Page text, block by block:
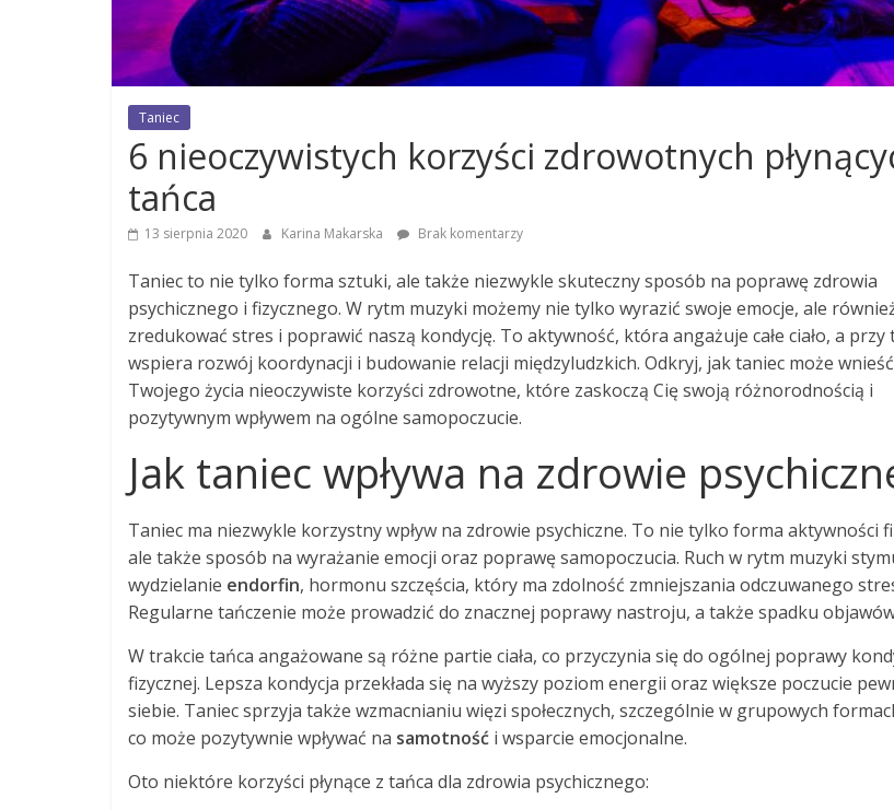
Taniec
6 nieoczywistych korzyści zdrowotnych
tańca
13 sierpnia 2020 Karina Makarska Brak komentarzy
Taniec to nie tylko forma sztuki, ale także niezwykle skuteczny sposób na poprawę zdrowia
psychicznego i fizycznego. W rytm muzyki możemy nie tylko wyrazić swoje emocje, ale
zredukować stres i poprawić naszą kondycję. To aktywność, która angażuje całe ciało, a przy
wspiera rozwój koordynacji i budowanie relacji międzyludzkich. Odkryj, jak taniec może
Twojego życia nieoczywiste korzyści zdrowotne, które zaskoczą Cię swoją różnorodnością i
pozytywnym wpływem na ogólne samopoczucie.
Jak taniec wpływa na zdrowie
Taniec ma niezwykle korzystny wpływ na zdrowie psychiczne. To nie tylko forma aktywności
ale także sposób na wyrażanie emocji oraz poprawę samopoczucia. Ruch w rytm muzyki
wydzielanie endorfin, hormonu szczęścia, który ma zdolność zmniejszania odczuwanego
Regularne tańczenie może prowadzić do znacznej poprawy nastroju, a także spadku
W trakcie tańca angażowane są różne partie ciała, co przyczynia się do ogólnej poprawy
fizycznej. Lepsza kondycja przekłada się na wyższy poziom energii oraz większe poczucie
siebie. Taniec sprzyja także wzmacnianiu więzi społecznych, szczególnie w grupowych
co może pozytywnie wpływać na samotność i wsparcie emocjonalne.
Oto niektóre korzyści płynące z tańca dla zdrowia psychicznego: